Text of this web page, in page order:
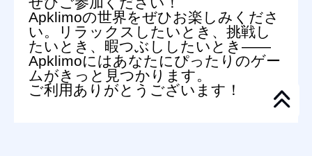
Apklimoの世界をぜひお楽しみくださ
い。リラックスしたいとき、挑戦し
たいとき、暇つぶししたいとき——
Apklimoにはあなたにぴったりのゲー
ムがきっと見つかります。
ご利用ありがとうございます！